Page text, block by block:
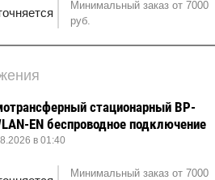
Минимальный заказ от 7000
руб.
стационарный BP-
EN беспрoводное подключение
в 01:40
Минимальный заказ от 7000